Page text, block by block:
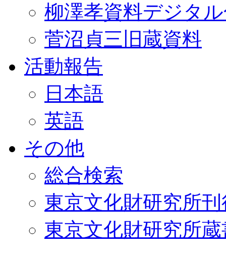
柳澤孝資料デジタ
菅沼貞三旧蔵資料
活動報告
日本語
英語
その他
総合検索
東京文化財研究所
東京文化財研究所